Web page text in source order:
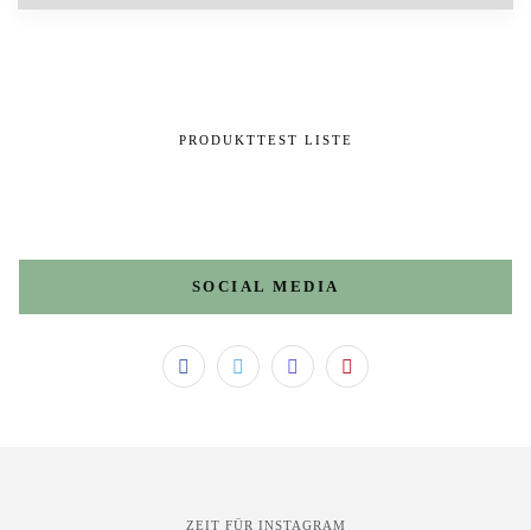
PRODUKTTEST LISTE
SOCIAL MEDIA
ZEIT FÜR INSTAGRAM